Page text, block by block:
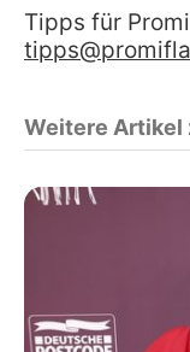
Tipps für
Weitere Artikel